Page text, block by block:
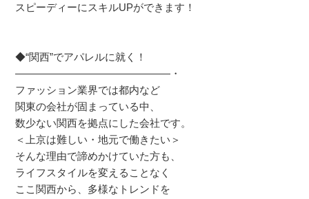
スピーディーにスキルUPができます！
◆“関西”でアパレルに就く！
―――――――――――――――・
ファッション業界では都内など
関東の会社が固まっている中、
数少ない関西を拠点にした会社です。
＜上京は難しい・地元で働きたい＞
そんな理由で諦めかけていた方も、
ライフスタイルを変えることなく
ここ関西から、多様なトレンドを